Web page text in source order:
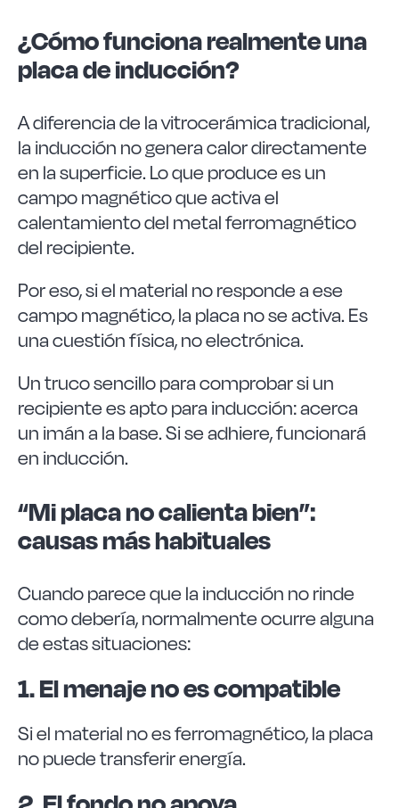
¿Cómo funciona realmente una
placa de inducción?
A diferencia de la vitrocerámica tradicional,
la inducción no genera calor directamente
en la superficie. Lo que produce es un
campo magnético que activa el
calentamiento del metal ferromagnético
del recipiente.
Por eso, si el material no responde a ese
campo magnético, la placa no se activa. Es
una cuestión física, no electrónica.
Un truco sencillo para comprobar si un
recipiente es apto para inducción: acerca
un imán a la base. Si se adhiere, funcionará
en inducción.
“Mi placa no calienta bien”:
causas más habituales
Cuando parece que la inducción no rinde
como debería, normalmente ocurre alguna
de estas situaciones:
1. El menaje no es compatible
Si el material no es ferromagnético, la placa
no puede transferir energía.